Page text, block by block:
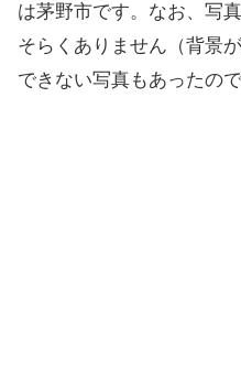
は茅野市です。なお、写
そらくありません（背景
できない写真もあったの